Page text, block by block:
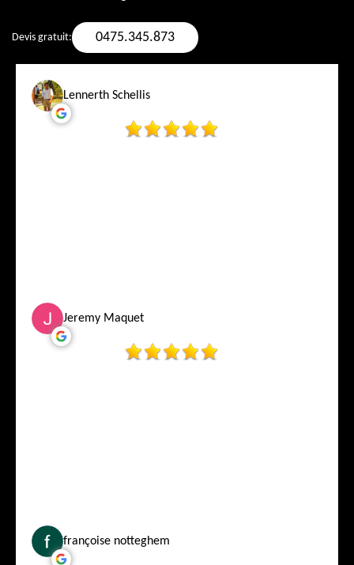
Devis gratuit: 0475.345.873
Lennerth Schellis
Jeremy Maquet
françoise notteghem